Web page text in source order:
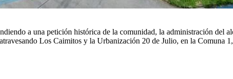
a una petición histórica de la comunidad, la administración del
Los Caimitos y la Urbanización 20 de Julio, en la Comuna